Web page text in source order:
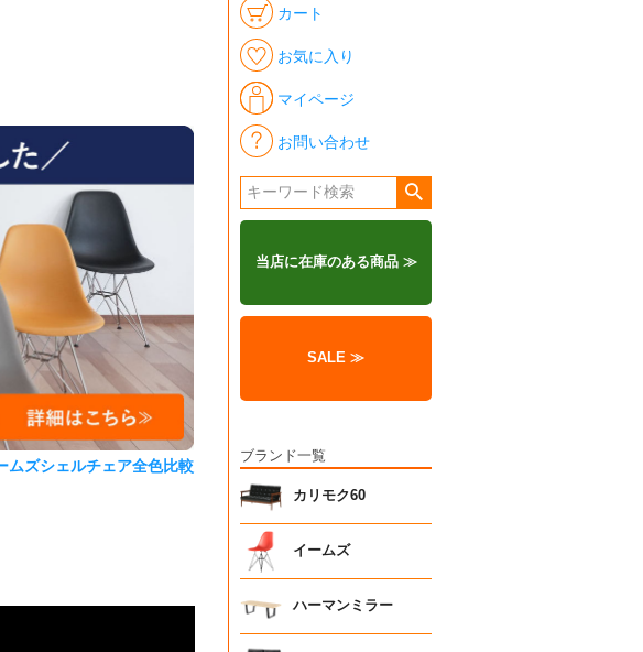
ムズシェルチェア全色比較
カート
お気に入り
マイページ
お問い合わせ
当店に在庫のある商品 ≫
SALE ≫
ブランド一覧
カリモク60
イームズ
ハーマンミラー